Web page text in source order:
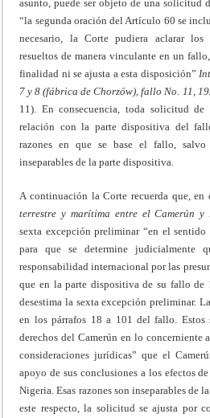
asunto, puede ser objeto de una solicitud
“la segunda oración del Artículo 60 se
necesario, la Corte pudiera aclarar los
resueltos de manera vinculante en un
finalidad ni se ajusta a esta disposición”
7 y 8 (fábrica de Chorzów), fallo No. 11,
11). En consecuencia, toda solicitud de
relación con la parte dispositiva del
razones en que se base el fallo,
inseparables de la parte dispositiva.
A continuación la Corte recuerda que,
terrestre y marítima entre el Camerún y
sexta excepción preliminar “en el
para que se determine judicialmente
responsabilidad internacional por las
que en la parte dispositiva de su fallo
desestima la sexta excepción preliminar.
en los párrafos 18 a 101 del fallo. Estos
derechos del Camerún en lo concerniente
consideraciones jurídicas” que el
apoyo de sus conclusiones a los efectos
Nigeria. Esas razones son inseparables de
este respecto, la solicitud se ajusta por